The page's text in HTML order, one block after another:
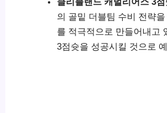
의 골밑 더블팀 수비 전략
를 적극적으로 만들어내고
3점슛을 성공시킬 것으로